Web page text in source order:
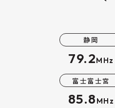
静岡
79.2MHz
富士富士宮
85.8 MHz